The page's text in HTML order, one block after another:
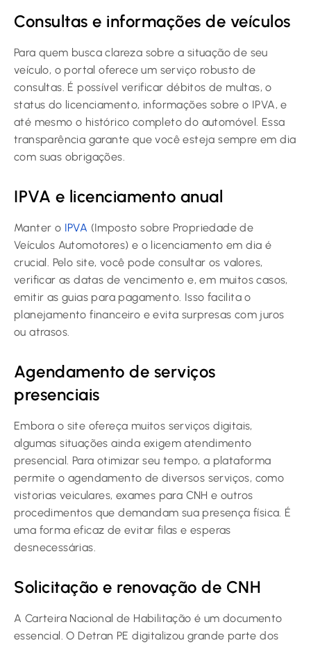
Consultas e informações de veículos
Para quem busca clareza sobre a situação de seu
veículo, o portal oferece um serviço robusto de
consultas. É possível verificar débitos de multas, o
status do licenciamento, informações sobre o IPVA, e
até mesmo o histórico completo do automóvel. Essa
transparência garante que você esteja sempre em dia
com suas obrigações.
IPVA e licenciamento anual
Manter o IPVA (Imposto sobre Propriedade de
Veículos Automotores) e o licenciamento em dia é
crucial. Pelo site, você pode consultar os valores,
verificar as datas de vencimento e, em muitos casos,
emitir as guias para pagamento. Isso facilita o
planejamento financeiro e evita surpresas com juros
ou atrasos.
Agendamento de serviços
presenciais
Embora o site ofereça muitos serviços digitais,
algumas situações ainda exigem atendimento
presencial. Para otimizar seu tempo, a plataforma
permite o agendamento de diversos serviços, como
vistorias veiculares, exames para CNH e outros
procedimentos que demandam sua presença física. É
uma forma eficaz de evitar filas e esperas
desnecessárias.
Solicitação e renovação de CNH
A Carteira Nacional de Habilitação é um documento
essencial. O Detran PE digitalizou grande parte dos